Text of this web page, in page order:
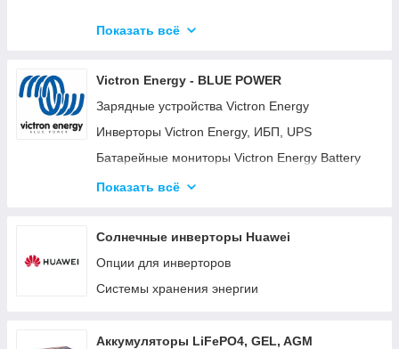
водонагревательных систем (гелиосистем)
Солнечные коллекторы для больших станций
Солнечные насосные станции
Комплектующие к солнечным
Показать всё
Victron Energy - BLUE POWER
Зарядные устройства Victron Energy
Инверторы Victron Energy, ИБП, UPS
Батарейные мониторы Victron Energy Battery
Панели управления для систем Victron Energy
Color Control GX (CCGX) и Venus GX
Orion DC-DC преобразователи
Показать всё
Солнечные инверторы Huawei
Опции для инверторов
Системы хранения энергии
Аккумуляторы LiFePO4, GEL, AGM